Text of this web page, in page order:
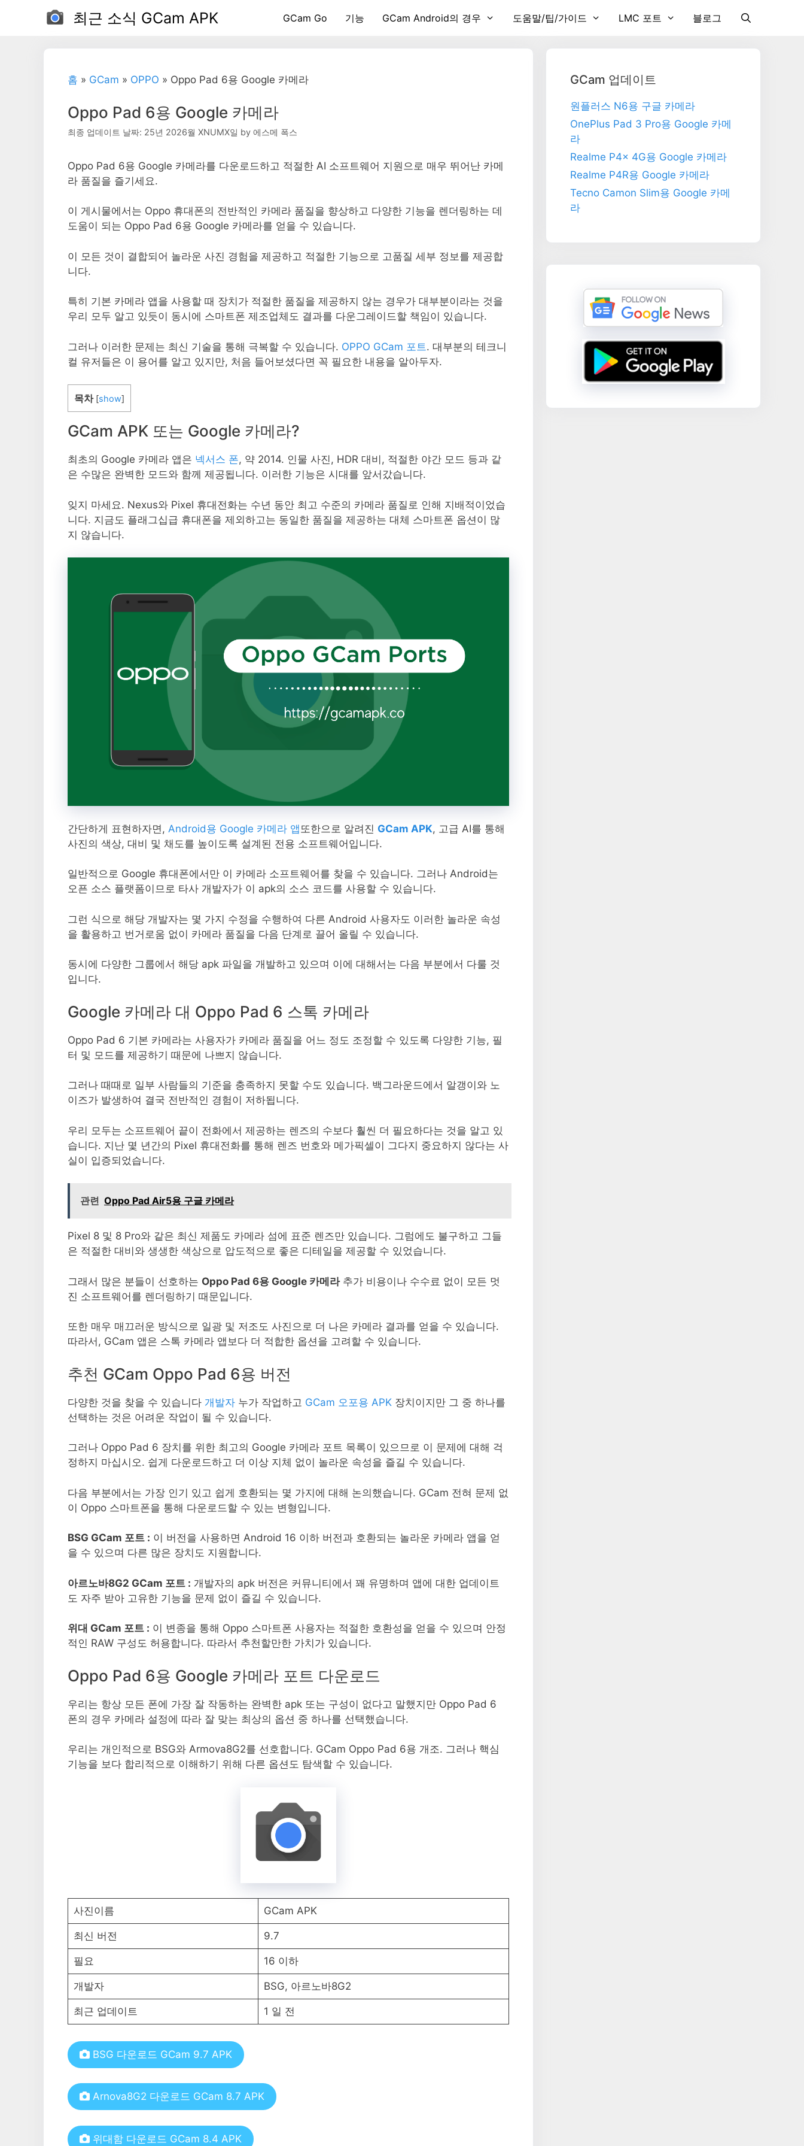
최근 소식 GCam APK GCam Go 기능 GCam Android의 경우 도움말/팁/가이드 LMC 포트 블로그
홈 » GCam » OPPO » Oppo Pad 6용 Google 카메라
Oppo Pad 6용 Google 카메라
최종 업데이트 날짜: 25년 2026월 XNUMX일 by 에스메 폭스
Oppo Pad 6용 Google 카메라를 다운로드하고 적절한 AI 소프트웨어 지원으로 매우 뛰어난 카메
라 품질을 즐기세요.
이 게시물에서는 Oppo 휴대폰의 전반적인 카메라 품질을 향상하고 다양한 기능을 렌더링하는 데
도움이 되는 Oppo Pad 6용 Google 카메라를 얻을 수 있습니다.
이 모든 것이 결합되어 놀라운 사진 경험을 제공하고 적절한 기능으로 고품질 세부 정보를 제공합
니다.
특히 기본 카메라 앱을 사용할 때 장치가 적절한 품질을 제공하지 않는 경우가 대부분이라는 것을
우리 모두 알고 있듯이 동시에 스마트폰 제조업체도 결과를 다운그레이드할 책임이 있습니다.
그러나 이러한 문제는 최신 기술을 통해 극복할 수 있습니다. OPPO GCam 포트 . 대부분의 테크니
컬 유저들은 이 용어를 알고 있지만, 처음 들어보셨다면 꼭 필요한 내용을 알아두자.
목차 [show]
GCam APK 또는 Google 카메라?
최초의 Google 카메라 앱은 넥서스 폰, 약 2014. 인물 사진, HDR 대비, 적절한 야간 모드 등과 같
은 수많은 완벽한 모드와 함께 제공됩니다. 이러한 기능은 시대를 앞서갔습니다.
잊지 마세요. Nexus와 Pixel 휴대전화는 수년 동안 최고 수준의 카메라 품질로 인해 지배적이었습
니다. 지금도 플래그십급 휴대폰을 제외하고는 동일한 품질을 제공하는 대체 스마트폰 옵션이 많
지 않습니다.
간단하게 표현하자면, Android용 Google 카메라 앱 또한으로 알려진 GCam APK, 고급 AI를 통해
사진의 색상, 대비 및 채도를 높이도록 설계된 전용 소프트웨어입니다.
일반적으로 Google 휴대폰에서만 이 카메라 소프트웨어를 찾을 수 있습니다. 그러나 Android는
오픈 소스 플랫폼이므로 타사 개발자가 이 apk의 소스 코드를 사용할 수 있습니다.
그런 식으로 해당 개발자는 몇 가지 수정을 수행하여 다른 Android 사용자도 이러한 놀라운 속성
을 활용하고 번거로움 없이 카메라 품질을 다음 단계로 끌어 올릴 수 있습니다.
동시에 다양한 그룹에서 해당 apk 파일을 개발하고 있으며 이에 대해서는 다음 부분에서 다룰 것
입니다.
Google 카메라 대 Oppo Pad 6 스톡 카메라
Oppo Pad 6 기본 카메라는 사용자가 카메라 품질을 어느 정도 조정할 수 있도록 다양한 기능, 필
터 및 모드를 제공하기 때문에 나쁘지 않습니다.
그러나 때때로 일부 사람들의 기준을 충족하지 못할 수도 있습니다. 백그라운드에서 알갱이와 노
이즈가 발생하여 결국 전반적인 경험이 저하됩니다.
우리 모두는 소프트웨어 끝이 전화에서 제공하는 렌즈의 수보다 훨씬 더 필요하다는 것을 알고 있
습니다. 지난 몇 년간의 Pixel 휴대전화를 통해 렌즈 번호와 메가픽셀이 그다지 중요하지 않다는 사
실이 입증되었습니다.
관련 Oppo Pad Air5용 구글 카메라
Pixel 8 및 8 Pro와 같은 최신 제품도 카메라 섬에 표준 렌즈만 있습니다. 그럼에도 불구하고 그들
은 적절한 대비와 생생한 색상으로 압도적으로 좋은 디테일을 제공할 수 있었습니다.
그래서 많은 분들이 선호하는 Oppo Pad 6용 Google 카메라추가 비용이나 수수료 없이 모든 멋
진 소프트웨어를 렌더링하기 때문입니다.
또한 매우 매끄러운 방식으로 일광 및 저조도 사진으로 더 나은 카메라 결과를 얻을 수 있습니다.
따라서, GCam 앱은 스톡 카메라 앱보다 더 적합한 옵션을 고려할 수 있습니다.
추천 GCam Oppo Pad 6용 버전
다양한 것을 찾을 수 있습니다 개발자 누가 작업하고 GCam 오포용 APK 장치이지만 그 중 하나를
선택하는 것은 어려운 작업이 될 수 있습니다.
그러나 Oppo Pad 6 장치를 위한 최고의 Google 카메라 포트 목록이 있으므로 이 문제에 대해 걱
정하지 마십시오. 쉽게 다운로드하고 더 이상 지체 없이 놀라운 속성을 즐길 수 있습니다.
다음 부분에서는 가장 인기 있고 쉽게 호환되는 몇 가지에 대해 논의했습니다. GCam 전혀 문제 없
이 Oppo 스마트폰을 통해 다운로드할 수 있는 변형입니다.
BSG GCam 포트 : 이 버전을 사용하면 Android 16 이하 버전과 호환되는 놀라운 카메라 앱을 얻
을 수 있으며 다른 많은 장치도 지원합니다.
아르노바8G2 GCam 포트 : 개발자의 apk 버전은 커뮤니티에서 꽤 유명하며 앱에 대한 업데이트
도 자주 받아 고유한 기능을 문제 없이 즐길 수 있습니다.
위대 GCam 포트 : 이 변종을 통해 Oppo 스마트폰 사용자는 적절한 호환성을 얻을 수 있으며 안정
적인 RAW 구성도 허용합니다. 따라서 추천할만한 가치가 있습니다.
Oppo Pad 6용 Google 카메라 포트 다운로드
우리는 항상 모든 폰에 가장 잘 작동하는 완벽한 apk 또는 구성이 없다고 말했지만 Oppo Pad 6
폰의 경우 카메라 설정에 따라 잘 맞는 최상의 옵션 중 하나를 선택했습니다.
우리는 개인적으로 BSG와 Armova8G2를 선호합니다. GCam Oppo Pad 6용 개조. 그러나 핵심
기능을 보다 합리적으로 이해하기 위해 다른 옵션도 탐색할 수 있습니다.
사진이름 GCam APK
최신 버전 9.7
필요 16 이하
개발자 BSG, 아르노바8G2
최근 업데이트 1 일 전
BSG 다운로드 GCam 9.7 APK
Arnova8G2 다운로드 GCam 8.7 APK
위대함 다운로드 GCam 8.4 APK
GCam 업데이트
원플러스 N6용 구글 카메라
OnePlus Pad 3 Pro용 Google 카메
라
Realme P4x 4G용 Google 카메라
Realme P4R용 Google 카메라
Tecno Camon Slim용 Google 카메
라